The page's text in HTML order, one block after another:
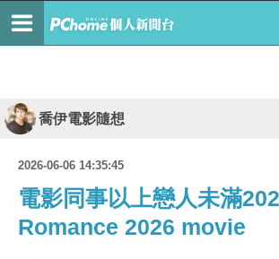
喬伊電影隨想
2026-06-06 14:35:45
電影同事以上戀人未滿
Romance 2026 movie